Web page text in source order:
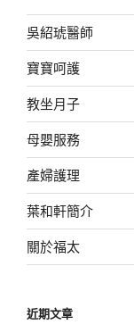
吳紹琥醫師
寶寶呵護
教坐月子
母嬰服務
產婦護理
葉和軒簡介
關於福太
近期文章